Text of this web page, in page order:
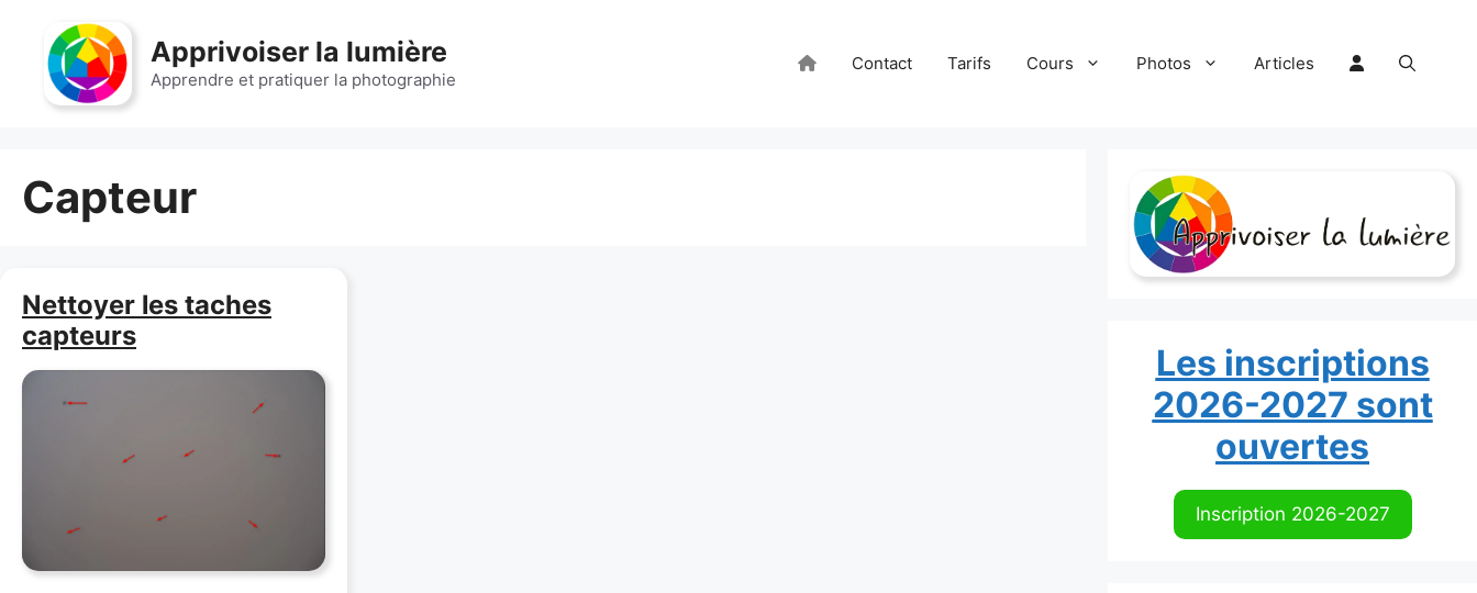
contenu
Apprivoiser la lumière
Apprendre et pratiquer la photographie
Contact Tarifs Cours Photos Articles
Capteur
Nettoyer les taches
capteurs
Les inscriptions
2026-2027 sont
ouvertes
Inscription 2026-2027